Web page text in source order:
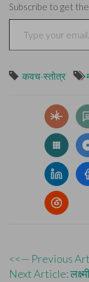
Subscribe to get
Type your email…
कवच-स्तोत्र
Post
<<— Previous
Next Article: लक्ष्मी